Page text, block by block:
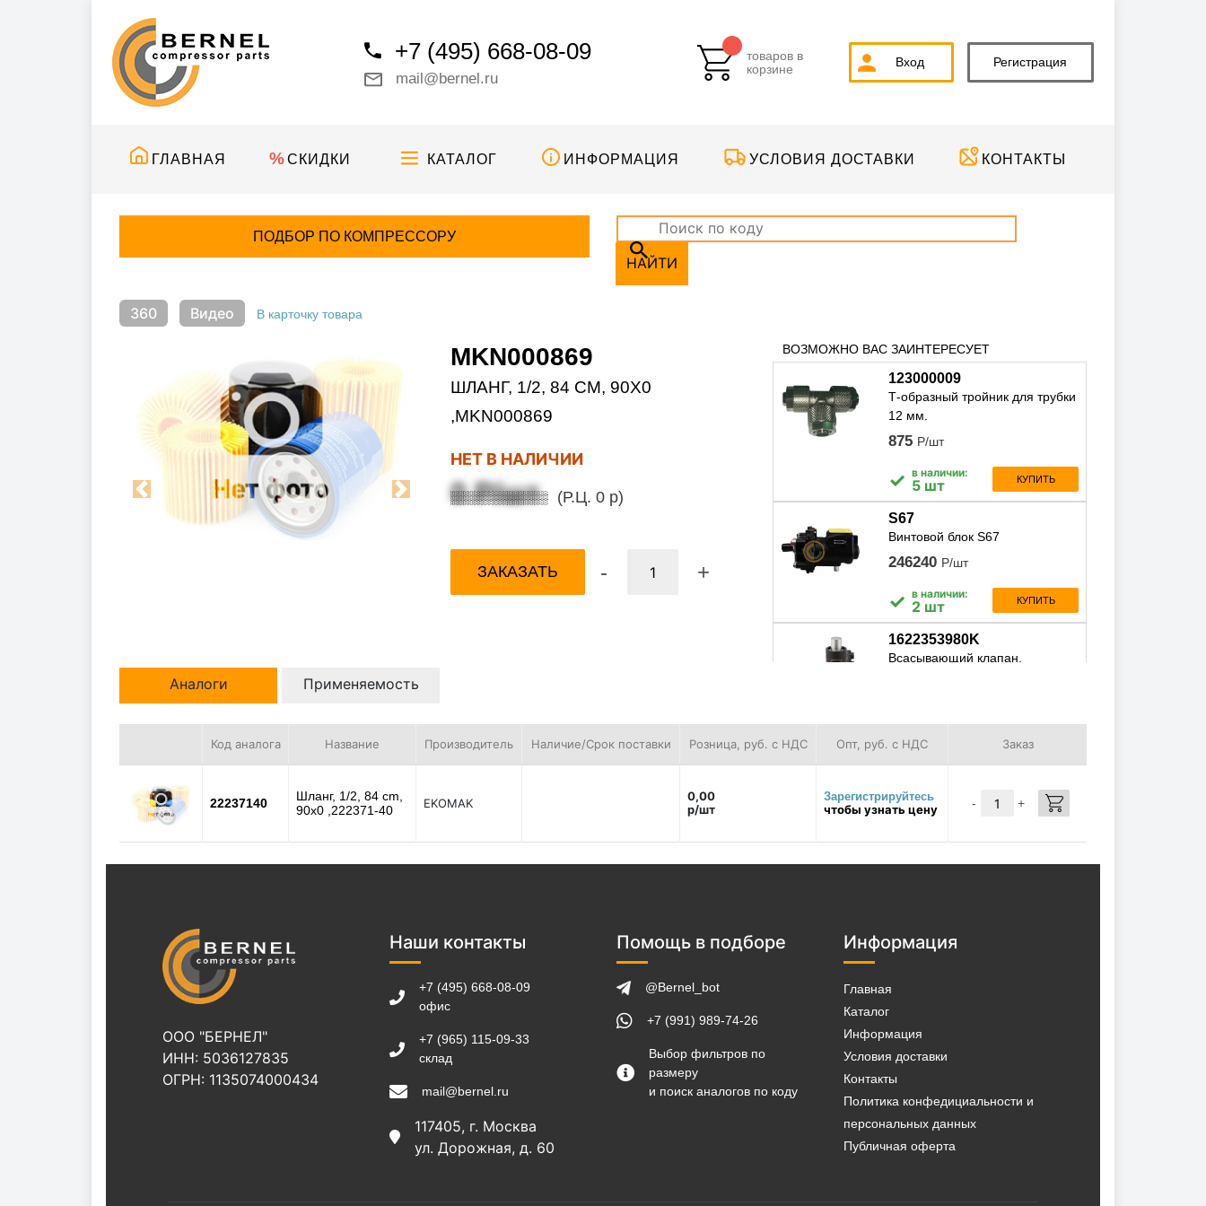
+7 (495) 668-08-09
mail@bernel.ru
товаров в
корзине
Вход Регистрация
ГЛАВНАЯ СКИДКИ КАТАЛОГ ИНФОРМАЦИЯ УСЛОВИЯ ДОСТАВКИ КОНТАКТЫ
ПОДБОР ПО КОМПРЕССОРУ
НАЙТИ
360 Видео В карточку товара
Previous Next
MKN000869
ШЛАНГ, 1/2, 84 CM, 90X0
,MKN000869
НЕТ В НАЛИЧИИ
0 Р/шт (Р.Ц. 0 р)
ЗАКАЗАТЬ - +
ВОЗМОЖНО ВАС ЗАИНТЕРЕСУЕТ
123000009
Т-образный тройник для трубки
12 мм.
875 Р/шт
✓ в наличии:
5 шт КУПИТЬ
S67
Винтовой блок S67
246240 Р/шт
✓ в наличии:
2 шт КУПИТЬ
1622353980K
Всасывающий клапан,
✓ 4 шт КУПИТЬ
Масло компрессорное
минеральное STABIO 46, 10 л
4896Р/шт
M00179
Штуцер для масляного
00179
✓ в наличии:
28 шт
Аналоги Применяемость
Код аналога Название Производитель Наличие/Срок поставки Розница, руб. с НДС Опт, руб. с НДС Заказ
22237140
Шланг, 1/2, 84 cm,
90x0 ,222371-40
EKOMAK
0,00
р/шт
Зарегистрируйтесь
чтобы узнать цену - +
ООО "БЕРНЕЛ"
ИНН: 5036127835
ОГРН: 1135074000434
Наши контакты
+7 (495) 668-08-09
офис
+7 (965) 115-09-33
склад
mail@bernel.ru
117405, г. Москва
ул. Дорожная, д. 60
Помощь в подборе
@Bernel_bot
+7 (991) 989-74-26
Выбор фильтров по
размеру
и поиск аналогов по коду
Информация
Главная
Каталог
Информация
Условия доставки
Контакты
Политика конфедициальности и
персональных данных
Публичная оферта